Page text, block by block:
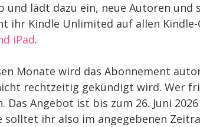
und lädt dazu ein, neue Autoren und
ihr Kindle Unlimited auf allen
iPad.
Monate wird das Abonnement
rechtzeitig gekündigt wird. Wer
Angebot ist bis zum 26. Juni
solltet ihr also im angegebenen